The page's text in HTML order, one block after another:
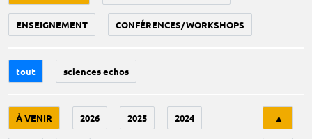
ENSEIGNEMENT CONFÉRENCES/WORKSHOPS
tout sciences echos
À VENIR 2026 2025 2024 ▲